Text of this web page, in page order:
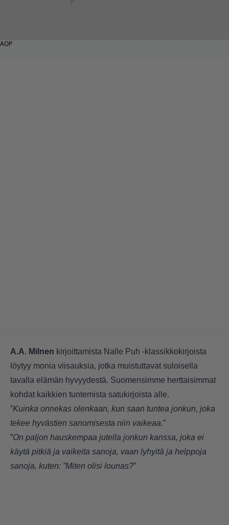
AOP
A.A. Milnen kirjoittamista Nalle Puh -klassikkokirjoista
löytyy monia viisauksia, jotka muistuttavat suloisella
tavalla elämän hyvyydestä. Suomensimme herttaisimmat
kohdat kaikkien tuntemista satukirjoista alle.
”Kuinka onnekas olenkaan, kun saan tuntea jonkun, joka
tekee hyvästien sanomisesta niin vaikeaa.”
”On paljon hauskempaa jutella jonkun kanssa, joka ei
käytä pitkiä ja vaikeita sanoja, vaan lyhyitä ja helppoja
sanoja, kuten: ”Miten olisi lounas?”